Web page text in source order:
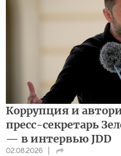
Коррупция и
пресс-секретарь
— в интервью JDD
02.08.2026